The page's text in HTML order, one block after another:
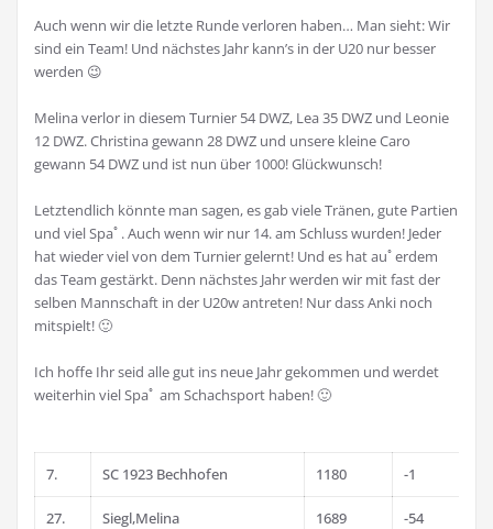
Auch wenn wir die letzte Runde verloren haben… Man sieht: Wir
sind ein Team! Und nächstes Jahr kann’s in der U20 nur besser
werden 😉
Melina verlor in diesem Turnier 54 DWZ, Lea 35 DWZ und Leonie
12 DWZ. Christina gewann 28 DWZ und unsere kleine Caro
gewann 54 DWZ und ist nun über 1000! Glückwunsch!
Letztendlich könnte man sagen, es gab viele Tränen, gute Partien
und viel Spaﾟ. Auch wenn wir nur 14. am Schluss wurden! Jeder
hat wieder viel von dem Turnier gelernt! Und es hat auﾟerdem
das Team gestärkt. Denn nächstes Jahr werden wir mit fast der
selben Mannschaft in der U20w antreten! Nur dass Anki noch
mitspielt! 🙂
Ich hoffe Ihr seid alle gut ins neue Jahr gekommen und werdet
weiterhin viel Spaﾟ am Schachsport haben! 🙂
7. SC 1923 Bechhofen 1180 -1
27. Siegl,Melina 1689 -54